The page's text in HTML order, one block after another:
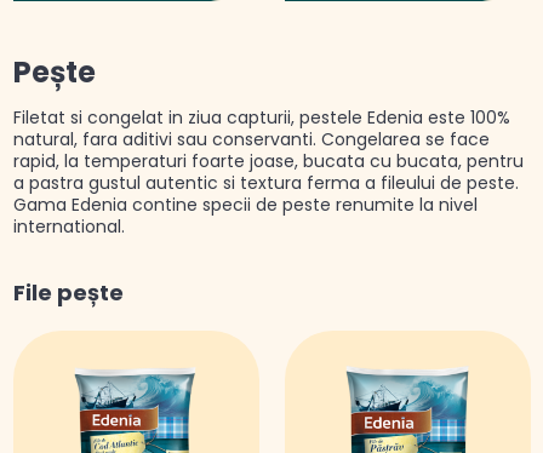
Pește
Filetat si congelat in ziua capturii, pestele Edenia este 100%
natural, fara aditivi sau conservanti. Congelarea se face
rapid, la temperaturi foarte joase, bucata cu bucata, pentru
a pastra gustul autentic si textura ferma a fileului de peste.
Gama Edenia contine specii de peste renumite la nivel
international.
File pește